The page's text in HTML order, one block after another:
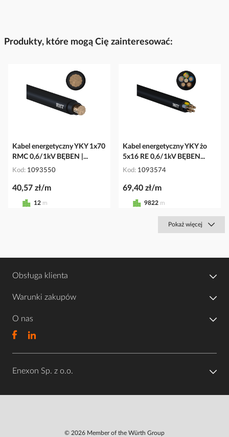
Produkty, które mogą Cię zainteresować:
Kabel energetyczny YKY 1x70
RMC 0,6/1kV BĘBEN |...
Kod 1093550
40,57 zł/m
12 m
Kabel energetyczny YKY żo
5x16 RE 0,6/1kV BĘBEN...
Kod 1093574
69,40 zł/m
9822 m
Pokaż więcej
Obsługa klienta
Warunki zakupów
O nas
Enexon Sp. z o.o.
© 2026 Member of the Würth Group